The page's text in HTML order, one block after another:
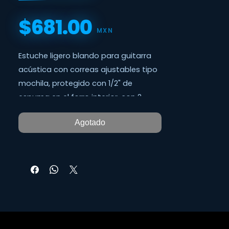
$681.00 MXN
Estuche ligero blando para guitarra
acústica con correas ajustables tipo
mochila, protegido con 1/2" de
espuma en el forro interior, con 2
bolsas en el exterior para accesorios,
una asa lateral.Agotado